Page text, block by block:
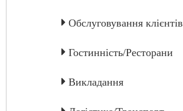
Обслуговування клієнтів
Гостинність/Ресторани
Викладання